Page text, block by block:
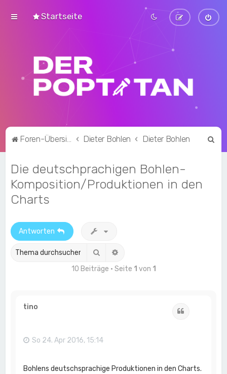
Startseite
Foren-Übersicht Dieter Bohlen Dieter Bohlen
Die deutschprachigen Bohlen-
Komposition/Produktionen in den
Charts
Antworten
Suche
10 Beiträge • Seite 1 von 1
tino
So 24. Apr 2016, 15:14
Bohlens deutschsprachige Produktionen in den Charts.